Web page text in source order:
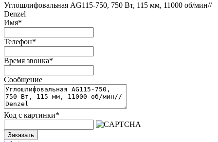
Углошлифовальная AG115-750, 750 Вт, 115 мм, 11000 об/мин//
Denzel
Имя*
Телефон*
Время звонка*
Сообщение
Код с картинки*
Заказать